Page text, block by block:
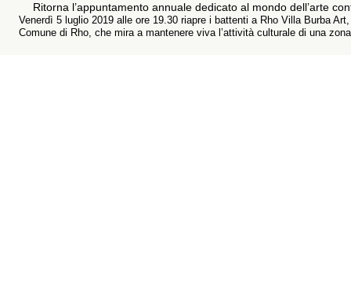
Ritorna l’appuntamento annuale dedicato al mondo dell’arte
Venerdì 5 luglio 2019 alle ore 19.30 riapre i battenti a Rho Villa Burba
Comune di Rho, che mira a mantenere viva l’attività culturale di una